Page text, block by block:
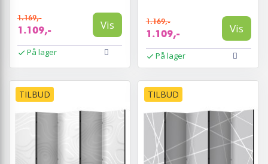
1.169,-
1.109,- Vis
På lager
1.169,-
1.109,- Vis
På lager
TILBUD TILBUD